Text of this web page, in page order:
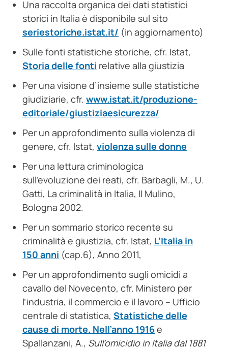
Una raccolta organica dei dati statistici
storici in Italia è disponibile sul sito
seriestoriche.istat.it/ (in aggiornamento)
Sulle fonti statistiche storiche, cfr. Istat,
Storia delle fonti relative alla giustizia
Per una visione d’insieme sulle statistiche
giudiziarie, cfr. www.istat.it/produzione-
editoriale/giustiziaesicurezza/
Per un approfondimento sulla violenza di
genere, cfr. Istat, violenza sulle donne
Per una lettura criminologica
sull’evoluzione dei reati, cfr. Barbagli, M., U.
Gatti, La criminalità in Italia, Il Mulino,
Bologna 2002.
Per un sommario storico recente su
criminalità e giustizia, cfr. Istat, L’Italia in
150 anni (cap.6), Anno 2011,
Per un approfondimento sugli omicidi a
cavallo del Novecento, cfr. Ministero per
l’industria, il commercio e il lavoro – Ufficio
centrale di statistica, Statistiche delle
cause di morte. Nell’anno 1916e
Spallanzani, A., Sull’omicidio in Italia dal 1881